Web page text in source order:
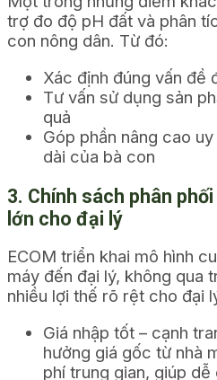
trợ đo độ pH đất và phân
con nông dân. Từ đó:
Xác định đúng vấn đề
Tư vấn sử dụng sản
quả
Góp phần nâng cao
dài của bà con
3. Chính sách phân
lớn cho đại lý
ECOM triển khai mô hình
máy đến đại lý, không qua
nhiều lợi thế rõ rệt cho đại
Giá nhập tốt – cạnh
hưởng giá gốc từ nhà
phí trung gian, giúp